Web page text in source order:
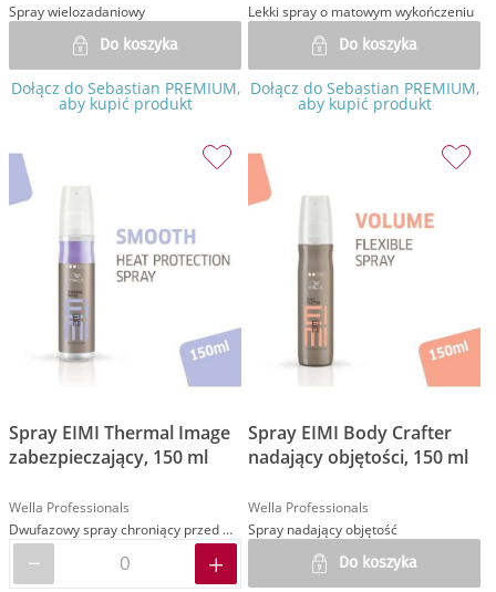
Spray wielozadaniowy
Do koszyka
Dołącz do Sebastian PREMIUM,
aby kupić produkt
Lekki spray o matowym wykończeniu
Do koszyka
Dołącz do Sebastian PREMIUM,
aby kupić produkt
Spray EIMI Thermal Image
zabezpieczający, 150 ml
Wella Professionals
Dwufazowy spray chroniący przed wysokimi temperaturami
Spray EIMI Body Crafter
nadający objętości, 150 ml
Wella Professionals
Spray nadający objętość
Do koszyka